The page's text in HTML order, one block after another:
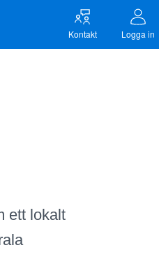
Kontakt Logga in
ett lokalt